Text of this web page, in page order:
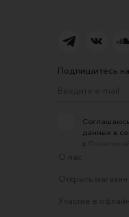
Подпишитесь
данных в
с
О нас
Открыть магазин
Участие в